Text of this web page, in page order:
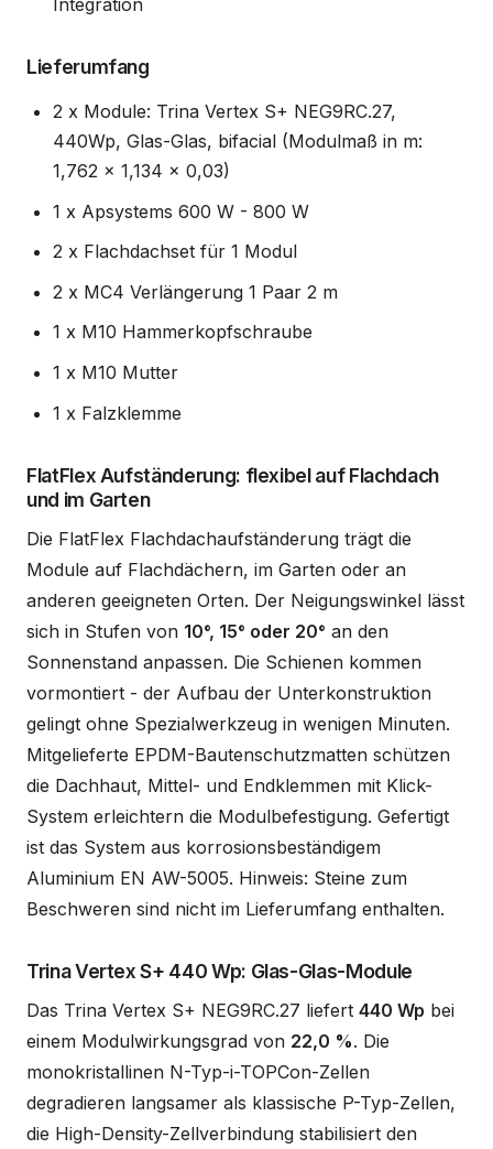
Lieferumfang
2 x Module: Trina Vertex S+ NEG9RC.27,
440Wp, Glas-Glas, bifacial (Modulmaß in m:
1,762 x 1,134 x 0,03)
1 x Apsystems 600 W - 800 W
2 x Flachdachset für 1 Modul
2 x MC4 Verlängerung 1 Paar 2 m
1 x M10 Hammerkopfschraube
1 x M10 Mutter
1 x Falzklemme
FlatFlex Aufständerung: flexibel auf Flachdach
und im Garten
Die FlatFlex Flachdachaufständerung trägt die
Module auf Flachdächern, im Garten oder an
anderen geeigneten Orten. Der Neigungswinkel lässt
sich in Stufen von 10°, 15° oder 20° an den
Sonnenstand anpassen. Die Schienen kommen
vormontiert - der Aufbau der Unterkonstruktion
gelingt ohne Spezialwerkzeug in wenigen Minuten.
Mitgelieferte EPDM-Bautenschutzmatten schützen
die Dachhaut, Mittel- und Endklemmen mit Klick-
System erleichtern die Modulbefestigung. Gefertigt
ist das System aus korrosionsbeständigem
Aluminium EN AW-5005. Hinweis: Steine zum
Beschweren sind nicht im Lieferumfang enthalten.
Trina Vertex S+ 440 Wp: Glas-Glas-Module
Das Trina Vertex S+ NEG9RC.27 liefert 440 Wp bei
einem Modulwirkungsgrad von 22,0 %. Die
monokristallinen N-Typ-i-TOPCon-Zellen
degradieren langsamer als klassische P-Typ-Zellen,
die High-Density-Zellverbindung stabilisiert den